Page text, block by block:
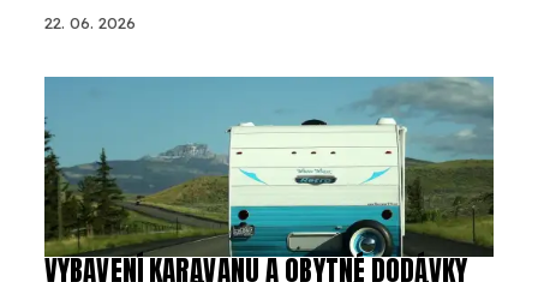
22. 06. 2026
VYBAVENÍ KARAVANU A OBYTNÉ DODÁVKY